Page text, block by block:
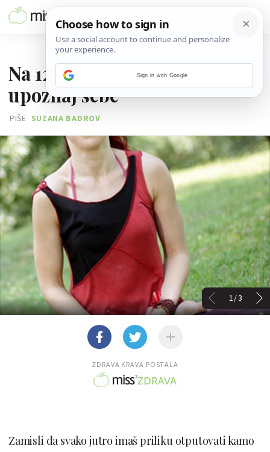
Na 12 sekundi ugasi misli i
upoznaj sebe
PIŠE SUZANA BADROV
1/3
ZDRAVA KRAVA POSTALA
Zamisli da svako jutro imaš priliku otputovati kamo
Sign in with Google